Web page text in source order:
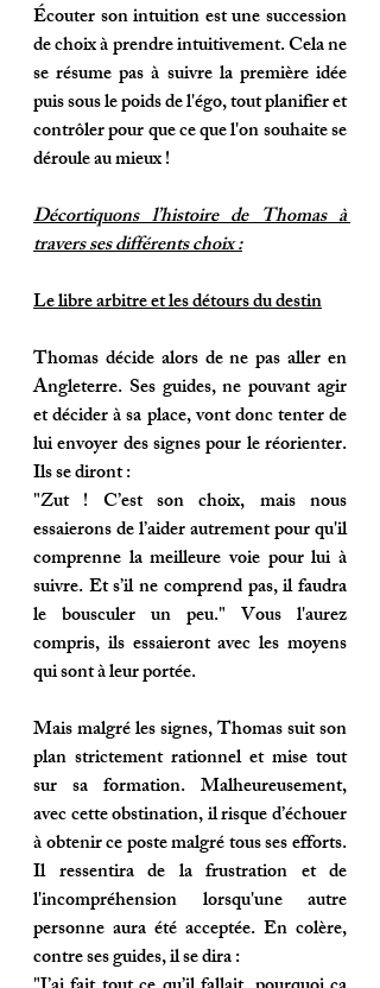
Écouter son intuition est une succession
de choix à prendre intuitivement. Cela ne
se résume pas à suivre la première idée
puis sous le poids de l'égo, tout planifier et
contrôler pour que ce que l'on souhaite se
déroule au mieux !
Décortiquons l’histoire de Thomas à
travers ses différents choix :
Le libre arbitre et les détours du destin
Thomas décide alors de ne pas aller en
Angleterre. Ses guides, ne pouvant agir
et décider à sa place, vont donc tenter de
lui envoyer des signes pour le réorienter.
Ils se diront :
"Zut ! C’est son choix, mais nous
essaierons de l’aider autrement pour qu'il
comprenne la meilleure voie pour lui à
suivre. Et s’il ne comprend pas, il faudra
le bousculer un peu." Vous l'aurez
compris, ils essaieront avec les moyens
qui sont à leur portée.
Mais malgré les signes, Thomas suit son
plan strictement rationnel et mise tout
sur sa formation. Malheureusement,
avec cette obstination, il risque d’échouer
à obtenir ce poste malgré tous ses efforts.
Il ressentira de la frustration et de
l'incompréhension lorsqu'une autre
personne aura été acceptée. En colère,
contre ses guides, il se dira :